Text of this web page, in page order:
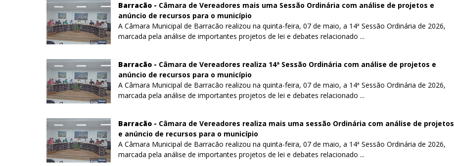
Barracão - Câmara de Vereadores mais uma Sessão Ordinária com análise de projetos e
anúncio de recursos para o município
A Câmara Municipal de Barracão realizou na quinta-feira, 07 de maio, a 14ª Sessão Ordinária de 2026,
marcada pela análise de importantes projetos de lei e debates relacionado ...
Barracão - Câmara de Vereadores realiza 14ª Sessão Ordinária com análise de projetos e
anúncio de recursos para o município
A Câmara Municipal de Barracão realizou na quinta-feira, 07 de maio, a 14ª Sessão Ordinária de 2026,
marcada pela análise de importantes projetos de lei e debates relacionado ...
Barracão - Câmara de Vereadores realiza mais uma sessão Ordinária com análise de projetos
e anúncio de recursos para o município
A Câmara Municipal de Barracão realizou na quinta-feira, 07 de maio, a 14ª Sessão Ordinária de 2026,
marcada pela análise de importantes projetos de lei e debates relacionado ...